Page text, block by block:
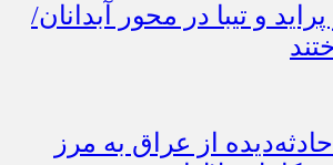
و تیبا در محور آبدانان/
۱۵ زائر حادثه‌دیده از عراق به مرز